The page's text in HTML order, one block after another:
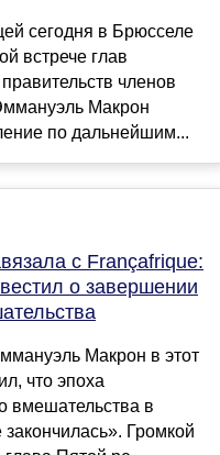
сегодня в Брюсселе
встрече глав
правительств членов
Макрон
по дальнейшим...
с Françafrique:
о завершении
Макрон в этот
что эпоха
вмешательства в
Громкой